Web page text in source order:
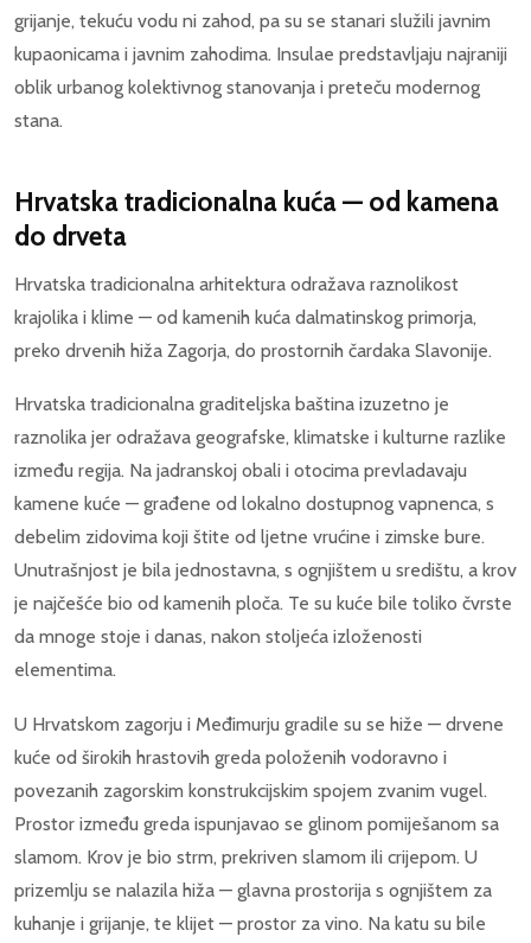
grijanje, tekuću vodu ni zahod, pa su se stanari služili javnim
kupaonicama i javnim zahodima. Insulae predstavljaju najraniji
oblik urbanog kolektivnog stanovanja i preteču modernog
stana.
Hrvatska tradicionalna kuća — od kamena
do drveta
Hrvatska tradicionalna arhitektura odražava raznolikost
krajolika i klime — od kamenih kuća dalmatinskog primorja,
preko drvenih hiža Zagorja, do prostornih čardaka Slavonije.
Hrvatska tradicionalna graditeljska baština izuzetno je
raznolika jer odražava geografske, klimatske i kulturne razlike
između regija. Na jadranskoj obali i otocima prevladavaju
kamene kuće — građene od lokalno dostupnog vapnenca, s
debelim zidovima koji štite od ljetne vrućine i zimske bure.
Unutrašnjost je bila jednostavna, s ognjištem u središtu, a krov
je najčešće bio od kamenih ploča. Te su kuće bile toliko čvrste
da mnoge stoje i danas, nakon stoljeća izloženosti
elementima.
U Hrvatskom zagorju i Međimurju gradile su se hiže — drvene
kuće od širokih hrastovih greda položenih vodoravno i
povezanih zagorskim konstrukcijskim spojem zvanim vugel.
Prostor između greda ispunjavao se glinom pomiješanom sa
slamom. Krov je bio strm, prekriven slamom ili crijepom. U
prizemlju se nalazila hiža — glavna prostorija s ognjištem za
kuhanje i grijanje, te klijet — prostor za vino. Na katu su bile